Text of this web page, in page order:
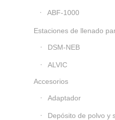
ABF-1000
Estaciones de llenado
DSM-NEB
ALVIC
Accesorios
Adaptador
Depósito de polvo y